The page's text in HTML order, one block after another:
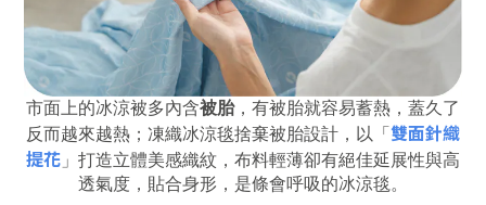
市面上的冰涼被多內含被胎，有被胎就容易蓄熱，蓋久了
反而越來越熱； 凍織冰涼毯捨棄被胎設計，以「 雙面針織
提花 」打造立體美感織紋，布料輕薄卻有絕佳延展性與高
透氣度，貼合身形，是條會呼吸的冰涼毯。